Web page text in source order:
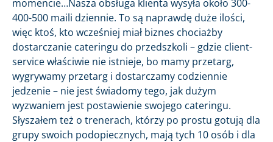
momencie…Nasza obsługa klienta wysyła około 300-
400-500 maili dziennie. To są naprawdę duże ilości,
więc ktoś, kto wcześniej miał biznes chociażby
dostarczanie cateringu do przedszkoli – gdzie client-
service właściwie nie istnieje, bo mamy przetarg,
wygrywamy przetarg i dostarczamy codziennie
jedzenie – nie jest świadomy tego, jak dużym
wyzwaniem jest postawienie swojego cateringu.
Słyszałem też o trenerach, którzy po prostu gotują dla
grupy swoich podopiecznych, mają tych 10 osób i dla